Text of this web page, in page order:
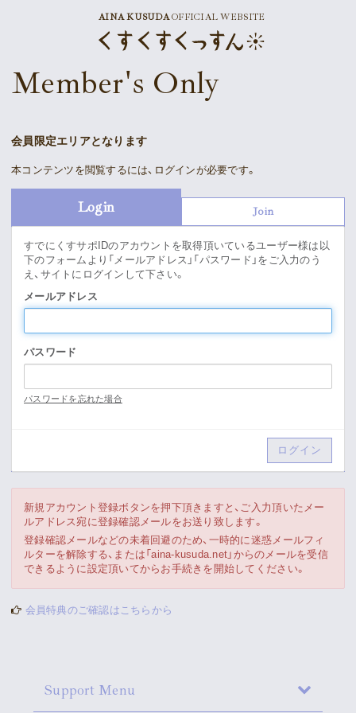
AINA KUSUDAOFFICIAL WEBSITE
Schedule
Discography
Supporter’s Menu Download
Movie
Gallery
Playlist
Vlogssun
あとがき
Live Streaming
Member's Only
会員限定エリアとなります
本コンテンツを閲覧するには、ログインが必要です。
Login Join
すでにくすサポIDのアカウントを取得頂いているユーザー様は以
下のフォームより「メールアドレス」「パスワード」をご入力のう
え、サイトにログインして下さい。
メールアドレス
パスワード
パスワードを忘れた場合
新規アカウント登録ボタンを押下頂きますと、ご入力頂いたメー
ルアドレス宛に登録確認メールをお送り致します。
登録確認メールなどの未着回避のため、一時的に迷惑メールフィ
ルターを解除する、または「aina-kusuda.net」からのメールを受信
できるように設定頂いてからお手続きを開始してください。
会員特典のご確認はこちらから
Support Menu